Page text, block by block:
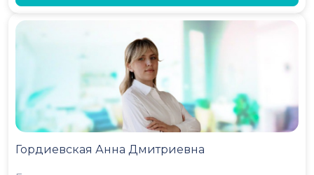
Гордиевская Анна Дмитриевна